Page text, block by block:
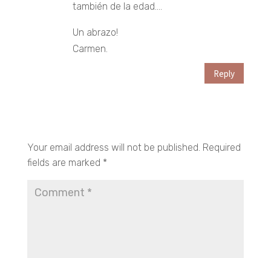
también de la edad….
Un abrazo!
Carmen.
Reply
Your email address will not be published. Required
fields are marked *